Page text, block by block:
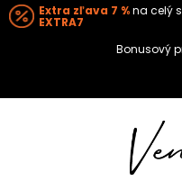
Extra zľava 7 %na celý
EXTRA7
Bonusový